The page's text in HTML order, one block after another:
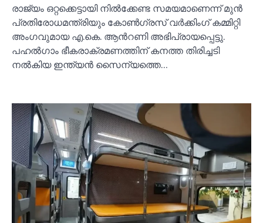
രാജ്യം ഒറ്റക്കെട്ടായി നില്‍ക്കേണ്ട സമയമാണെന്ന് മുൻ
പ്രതിരോധമന്ത്രിയും കോണ്‍ഗ്രസ് വർക്കിംഗ് കമ്മിറ്റി
അംഗവുമായ എ.കെ. ആന്‍റണി അഭിപ്രായപ്പെട്ടു.
പഹല്‍ഗാം ഭീകരാക്രമണത്തിന് കനത്ത തിരിച്ചടി
നല്‍കിയ ഇന്ത്യൻ സൈന്യത്തെ…